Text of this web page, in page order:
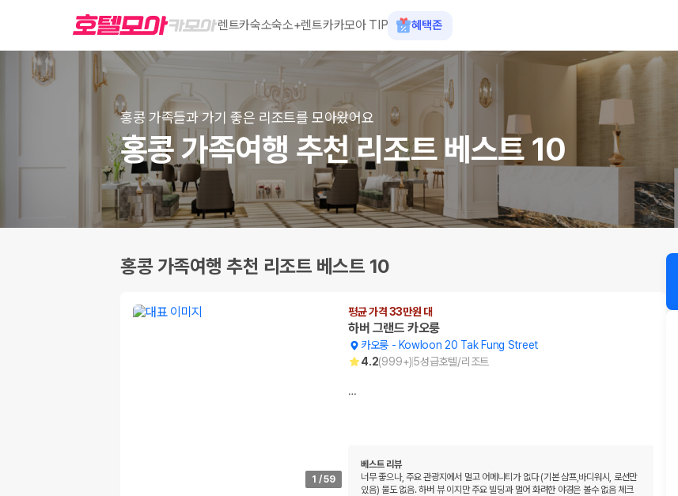
렌트카숙소숙소+렌트카카모아 TIP 혜택존
홍콩 가족들과 가기 좋은 리조트를 모아왔어요
홍콩 가족여행 추천 리조트 베스트 10
홍콩 가족여행 추천 리조트 베스트 10
1 /59
평균 가격 33만원 대
하버 그랜드 카오룽
카오룽 - Kowloon 20 Tak Fung Street
4.2(999+)5성급호텔/리조트
…
베스트 리뷰
너무 좋으나, 주요 관광지에서 멀고 어메니티가 없다 (기본 샴프,바디워시, 로션만
있음) 물도 없음. 하버 뷰 이지만 주요 빌딩과 멀어 화려한 야경은 볼수 없음 체크